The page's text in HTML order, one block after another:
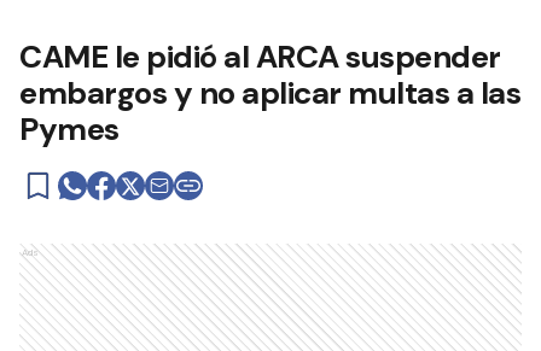
CAME le pidió al ARCA suspender
embargos y no aplicar multas a las
Pymes
Ads